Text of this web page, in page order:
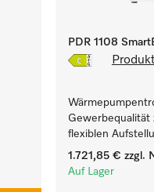
PDR 1108
Gewerbequalität
flexiblen
1.721,85 € zzgl.
Auf Lager